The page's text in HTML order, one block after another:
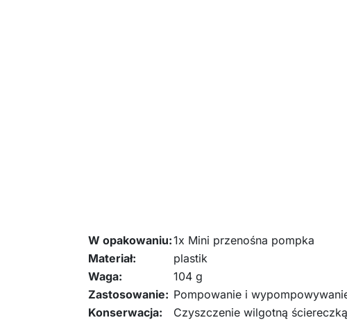
W opakowaniu:1x Mini przenośna pompka
Materiał:
plastik
Waga:
104 g
Zastosowanie: Pompowanie i
Konserwacja:
Czyszczenie wilgotną ściereczką